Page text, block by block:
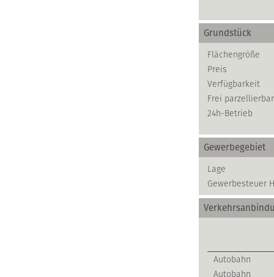
Grundstück
Flächengröße
Preis
Verfügbarkeit
Frei parzellierbar
24h-Betrieb
Gewerbegebiet
Lage
Gewerbesteuer
Autobahn
Autobahn